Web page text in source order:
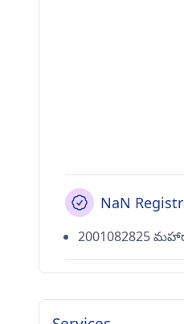
NaN
2001082825